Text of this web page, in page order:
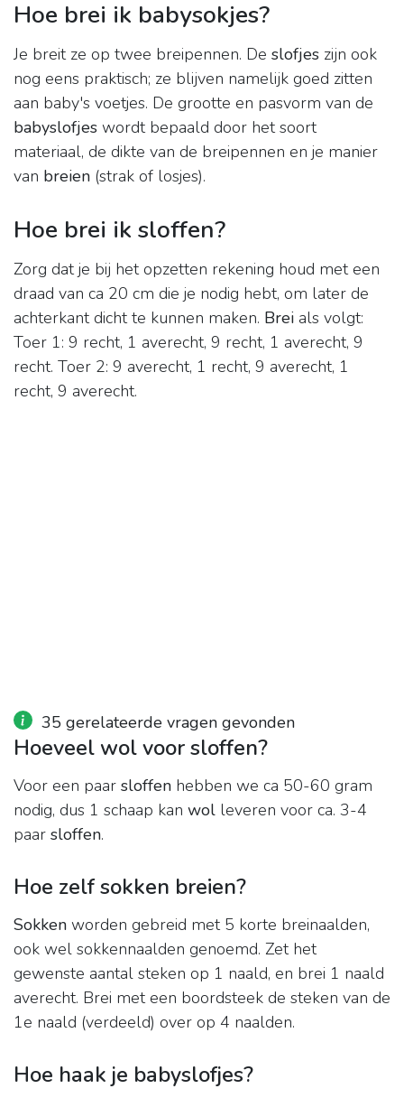
Hoe brei ik babysokjes?
Je breit ze op twee breipennen. De slofjes zijn ook
nog eens praktisch; ze blijven namelijk goed zitten
aan baby's voetjes. De grootte en pasvorm van de
babyslofjes wordt bepaald door het soort
materiaal, de dikte van de breipennen en je manier
van breien (strak of losjes).
Hoe brei ik sloffen?
Zorg dat je bij het opzetten rekening houd met een
draad van ca 20 cm die je nodig hebt, om later de
achterkant dicht te kunnen maken. Brei als volgt:
Toer 1: 9 recht, 1 averecht, 9 recht, 1 averecht, 9
recht. Toer 2: 9 averecht, 1 recht, 9 averecht, 1
recht, 9 averecht.
35 gerelateerde vragen gevonden
Hoeveel wol voor sloffen?
Voor een paar sloffen hebben we ca 50-60 gram
nodig, dus 1 schaap kan wol leveren voor ca. 3-4
paar sloffen.
Hoe zelf sokken breien?
Sokken worden gebreid met 5 korte breinaalden,
ook wel sokkennaalden genoemd. Zet het
gewenste aantal steken op 1 naald, en brei 1 naald
averecht. Brei met een boordsteek de steken van de
1e naald (verdeeld) over op 4 naalden.
Hoe haak je babyslofjes?